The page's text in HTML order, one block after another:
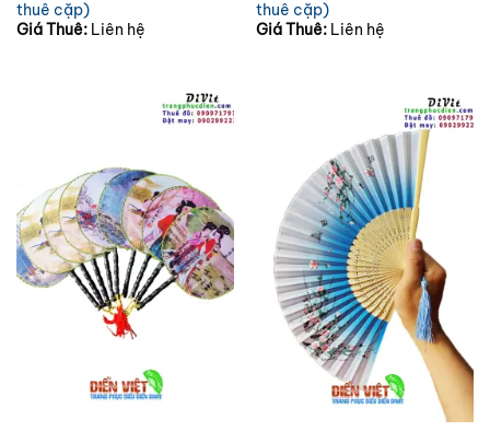
thuê cặp)
Giá Thuê: Liên hệ
thuê cặp)
Giá Thuê: Liên hệ